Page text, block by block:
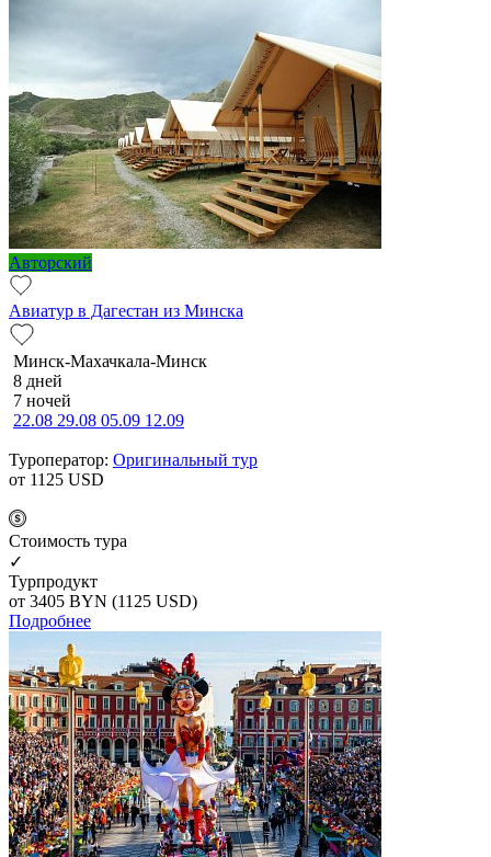
Авторский
Авиатур в Дагестан из Минска
Минск-Махачкала-Минск
8 дней
7 ночей
22.08 29.08 05.09 12.09
Туроператор: Оригинальный тур
от 1125 USD
Cтоимость тура
✓
Турпродукт
от 3405 BYN (1125 USD)
Подробнее